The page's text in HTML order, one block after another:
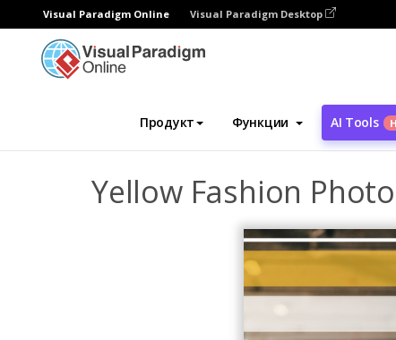
Visual Paradigm Online Visual Paradigm Desktop
Продукт Функции AI Tools
Инструмент графического дизайна
Yellow Fashion